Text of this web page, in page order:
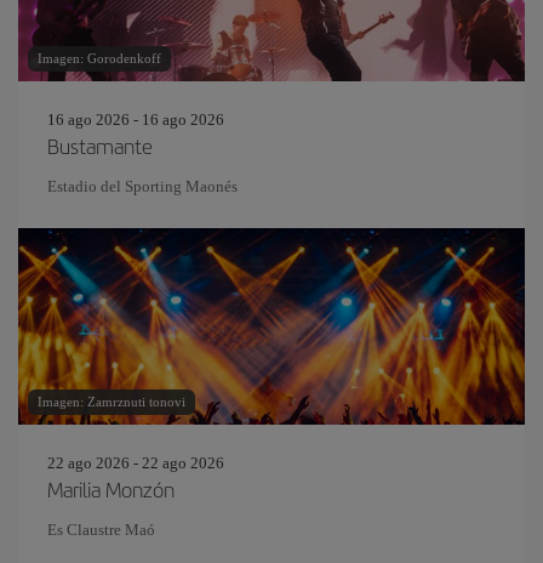
Imagen: Gorodenkoff
16 ago 2026 - 16 ago 2026
Bustamante
Estadio del Sporting Maonés
Imagen: Zamrznuti tonovi
22 ago 2026 - 22 ago 2026
Marilia Monzón
Es Claustre Maó